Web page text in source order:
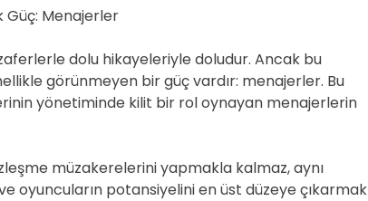
Güç: Menajerler
dolu hikayeleriyle doludur. Ancak bu
görünmeyen bir güç vardır: menajerler. Bu
yönetiminde kilit bir rol oynayan menajerlerin
müzakerelerini yapmakla kalmaz, aynı
oyuncuların potansiyelini en üst düzeye çıkarmak